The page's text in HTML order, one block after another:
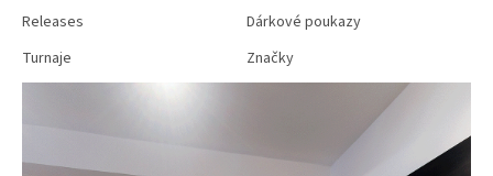
Releases
Turnaje
Dárkové poukazy
Značky